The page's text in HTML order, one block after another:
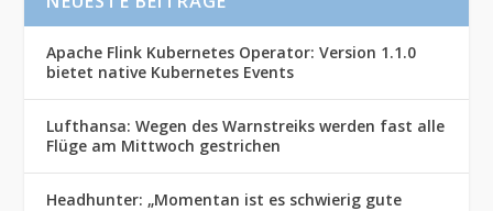
Apache Flink Kubernetes Operator: Version 1.1.0
bietet native Kubernetes Events
Lufthansa: Wegen des Warnstreiks werden fast alle
Flüge am Mittwoch gestrichen
Headhunter: „Momentan ist es schwierig gute